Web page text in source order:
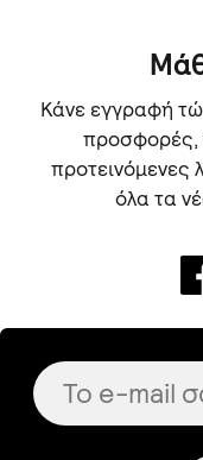
Κάνε εγγραφή
προσφορές,
προτεινόμενες
όλα τα